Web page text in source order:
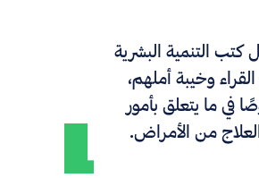
كتب التنمية البشرية
وخيبة أملهم،
في ما يتعلق بأمور
من الأمراض.